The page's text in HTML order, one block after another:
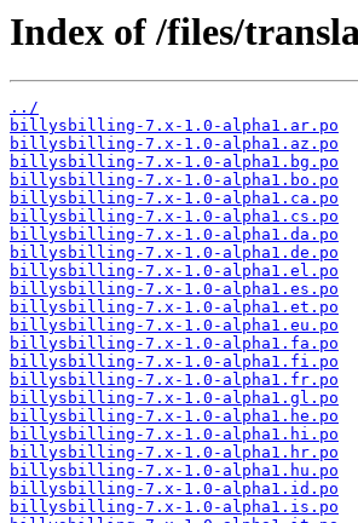
Index of /files/
../
billysbilling-7.x-1.0-alpha1.ar.po
billysbilling-7.x-1.0-alpha1.az.po
billysbilling-7.x-1.0-alpha1.bg.po
billysbilling-7.x-1.0-alpha1.bo.po
billysbilling-7.x-1.0-alpha1.ca.po
billysbilling-7.x-1.0-alpha1.cs.po
billysbilling-7.x-1.0-alpha1.da.po
billysbilling-7.x-1.0-alpha1.de.po
billysbilling-7.x-1.0-alpha1.el.po
billysbilling-7.x-1.0-alpha1.es.po
billysbilling-7.x-1.0-alpha1.et.po
billysbilling-7.x-1.0-alpha1.eu.po
billysbilling-7.x-1.0-alpha1.fa.po
billysbilling-7.x-1.0-alpha1.fi.po
billysbilling-7.x-1.0-alpha1.fr.po
billysbilling-7.x-1.0-alpha1.gl.po
billysbilling-7.x-1.0-alpha1.he.po
billysbilling-7.x-1.0-alpha1.hi.po
billysbilling-7.x-1.0-alpha1.hr.po
billysbilling-7.x-1.0-alpha1.hu.po
billysbilling-7.x-1.0-alpha1.id.po
billysbilling-7.x-1.0-alpha1.is.po